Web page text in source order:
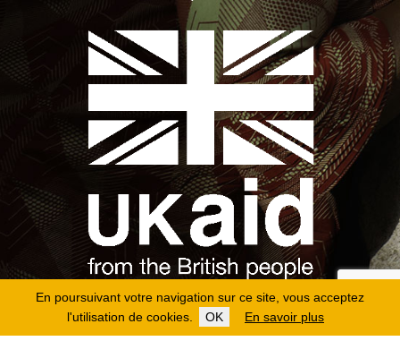
En poursuivant votre navigation sur ce site, vous acceptez
l'utilisation de cookies.
OK En savoir plus